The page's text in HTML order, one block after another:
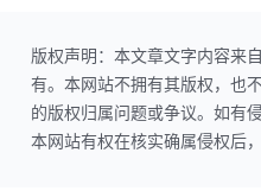
版权声明：本文章文字内容来
有。本网站不拥有其版权，也
的版权归属问题或争议。如有
本网站有权在核实确属侵权后